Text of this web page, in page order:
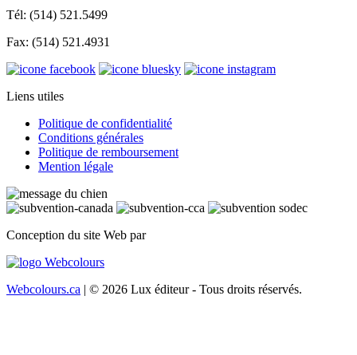
Tél: (514) 521.5499
Fax: (514) 521.4931
Liens utiles
Politique de confidentialité
Conditions générales
Politique de remboursement
Mention légale
Conception du site Web par
Webcolours.ca | © 2026 Lux éditeur - Tous droits réservés.